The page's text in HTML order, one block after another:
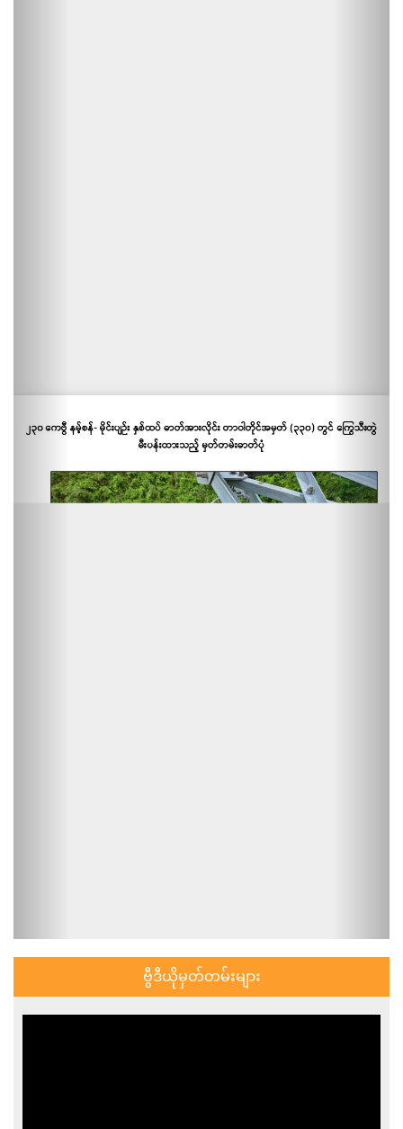
ဗွီဒီယိုမှတ်တမ်းများ